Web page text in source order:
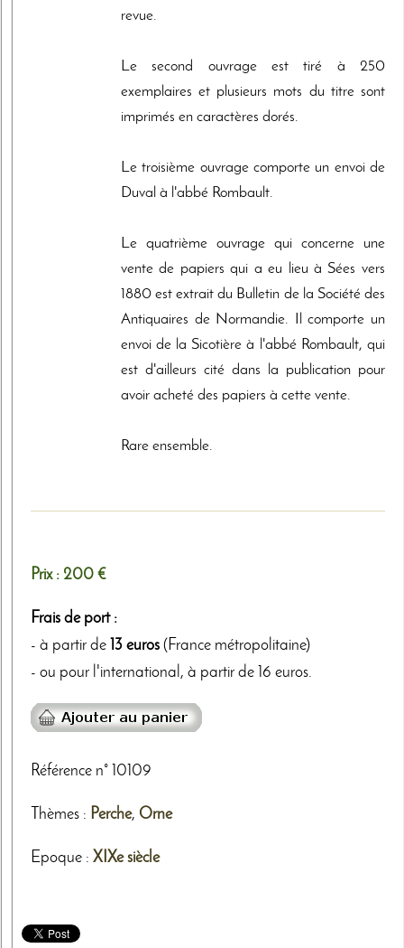
revue.
Le second ouvrage est tiré à 250
exemplaires et plusieurs mots du titre sont
imprimés en caractères dorés.
Le troisième ouvrage comporte un envoi de
Duval à l'abbé Rombault.
Le quatrième ouvrage qui concerne une
vente de papiers qui a eu lieu à Sées vers
1880 est extrait du Bulletin de la Société des
Antiquaires de Normandie. Il comporte un
envoi de la Sicotière à l'abbé Rombault, qui
est d'ailleurs cité dans la publication pour
avoir acheté des papiers à cette vente.
Rare ensemble.
Prix : 200 €
Frais de port :
- à partir de 13 euros (France métropolitaine)
- ou pour l'international, à partir de 16 euros.
Référence n° 10109
Thèmes : Perche, Orne
Epoque : XIXe siècle